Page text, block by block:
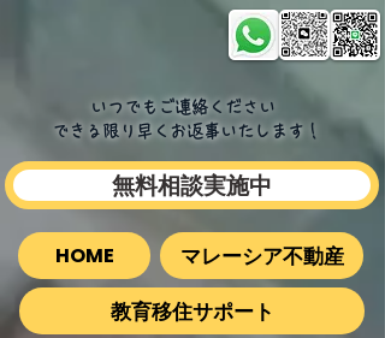
いつでもご連絡ください
できる限り早くお返事いたします​！
無料相談実施中
HOME
マレーシア不動産
教育移住サポート